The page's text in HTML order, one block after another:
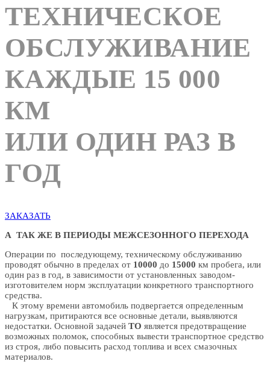
ТЕХНИЧЕСКОЕ
ОБСЛУЖИВАНИЕ
КАЖДЫЕ 15 000
КМ
ИЛИ ОДИН РАЗ В
ГОД
ЗАКАЗАТЬ
А ТАК ЖЕ В ПЕРИОДЫ МЕЖСЕЗОННОГО ПЕРЕХОДА
Операции по последующему, техническому обслуживанию
проводят обычно в пределах от 10000 до 15000 км пробега, или
один раз в год, в зависимости от установленных заводом-
изготовителем норм эксплуатации конкретного транспортного
средства.
К этому времени автомобиль подвергается определенным
нагрузкам, притираются все основные детали, выявляются
недостатки. Основной задачей ТО является предотвращение
возможных поломок, способных вывести транспортное средство
из строя, либо повысить расход топлива и всех смазочных
материалов.